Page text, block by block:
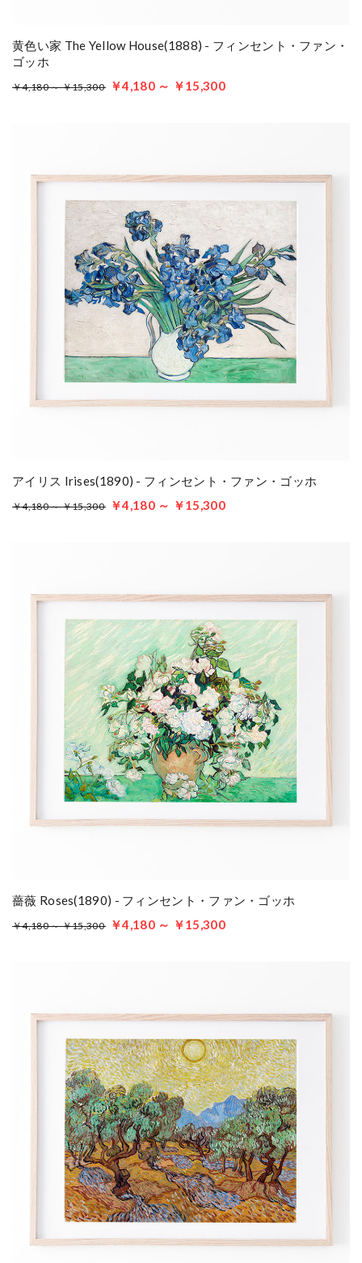
黄色い家 The Yellow House(1888) - フィンセント・ファン・
ゴッホ
￥4,180 ～ ￥15,300 ￥4,180 ～ ￥15,300
アイリス Irises(1890) - フィンセント・ファン・ゴッホ
￥4,180 ～ ￥15,300 ￥4,180 ～ ￥15,300
薔薇 Roses(1890) - フィンセント・ファン・ゴッホ
￥4,180 ～ ￥15,300 ￥4,180 ～ ￥15,300